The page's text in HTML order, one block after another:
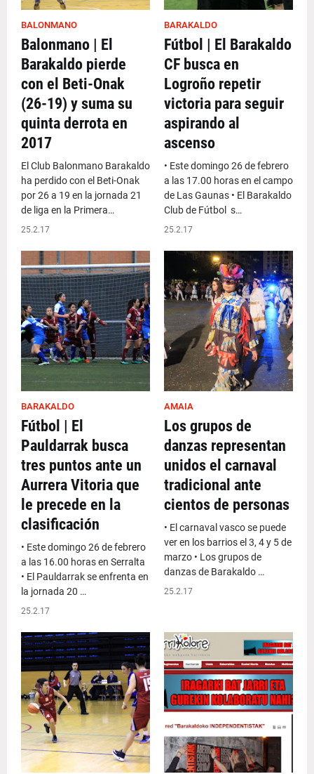
BALONMANO
Balonmano | El
Barakaldo pierde
con el Beti-Onak
(26-19) y suma su
quinta derrota en
2017
El Club Balonmano Barakaldo
ha perdido con el Beti-Onak
por 26 a 19 en la jornada 21
de liga en la Primera…
25.2.17
BARAKALDO
Fútbol | El Barakaldo
CF busca en
Logroño repetir
victoria para seguir
aspirando al
ascenso
• Este domingo 26 de febrero
a las 17.00 horas en el campo
de Las Gaunas • El Barakaldo
Club de Fútbol s…
25.2.17
BARAKALDO
Fútbol | El
Pauldarrak busca
tres puntos ante un
Aurrera Vitoria que
le precede en la
clasificación
• Este domingo 26 de febrero
a las 16.00 horas en Serralta
• El Pauldarrak se enfrenta en
la jornada 20 …
25.2.17
AMAIA
Los grupos de
danzas representan
unidos el carnaval
tradicional ante
cientos de personas
• El carnaval vasco se puede
ver en los barrios el 3, 4 y 5 de
marzo • Los grupos de
danzas de Barakaldo …
25.2.17